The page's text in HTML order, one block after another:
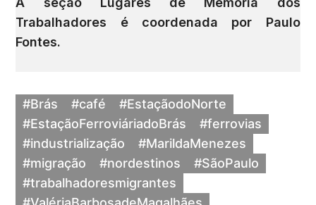
Trabalhadores é coordenada por Paulo
Fontes.
#Brás #café
#EstaçãodoNorte
#EstaçãoFerroviáriadoBrás
#ferrovias
#industrialização
#MarildaMenezes
#migração
#nordestinos
#SãoPaulo
#trabalhadoresmigrantes